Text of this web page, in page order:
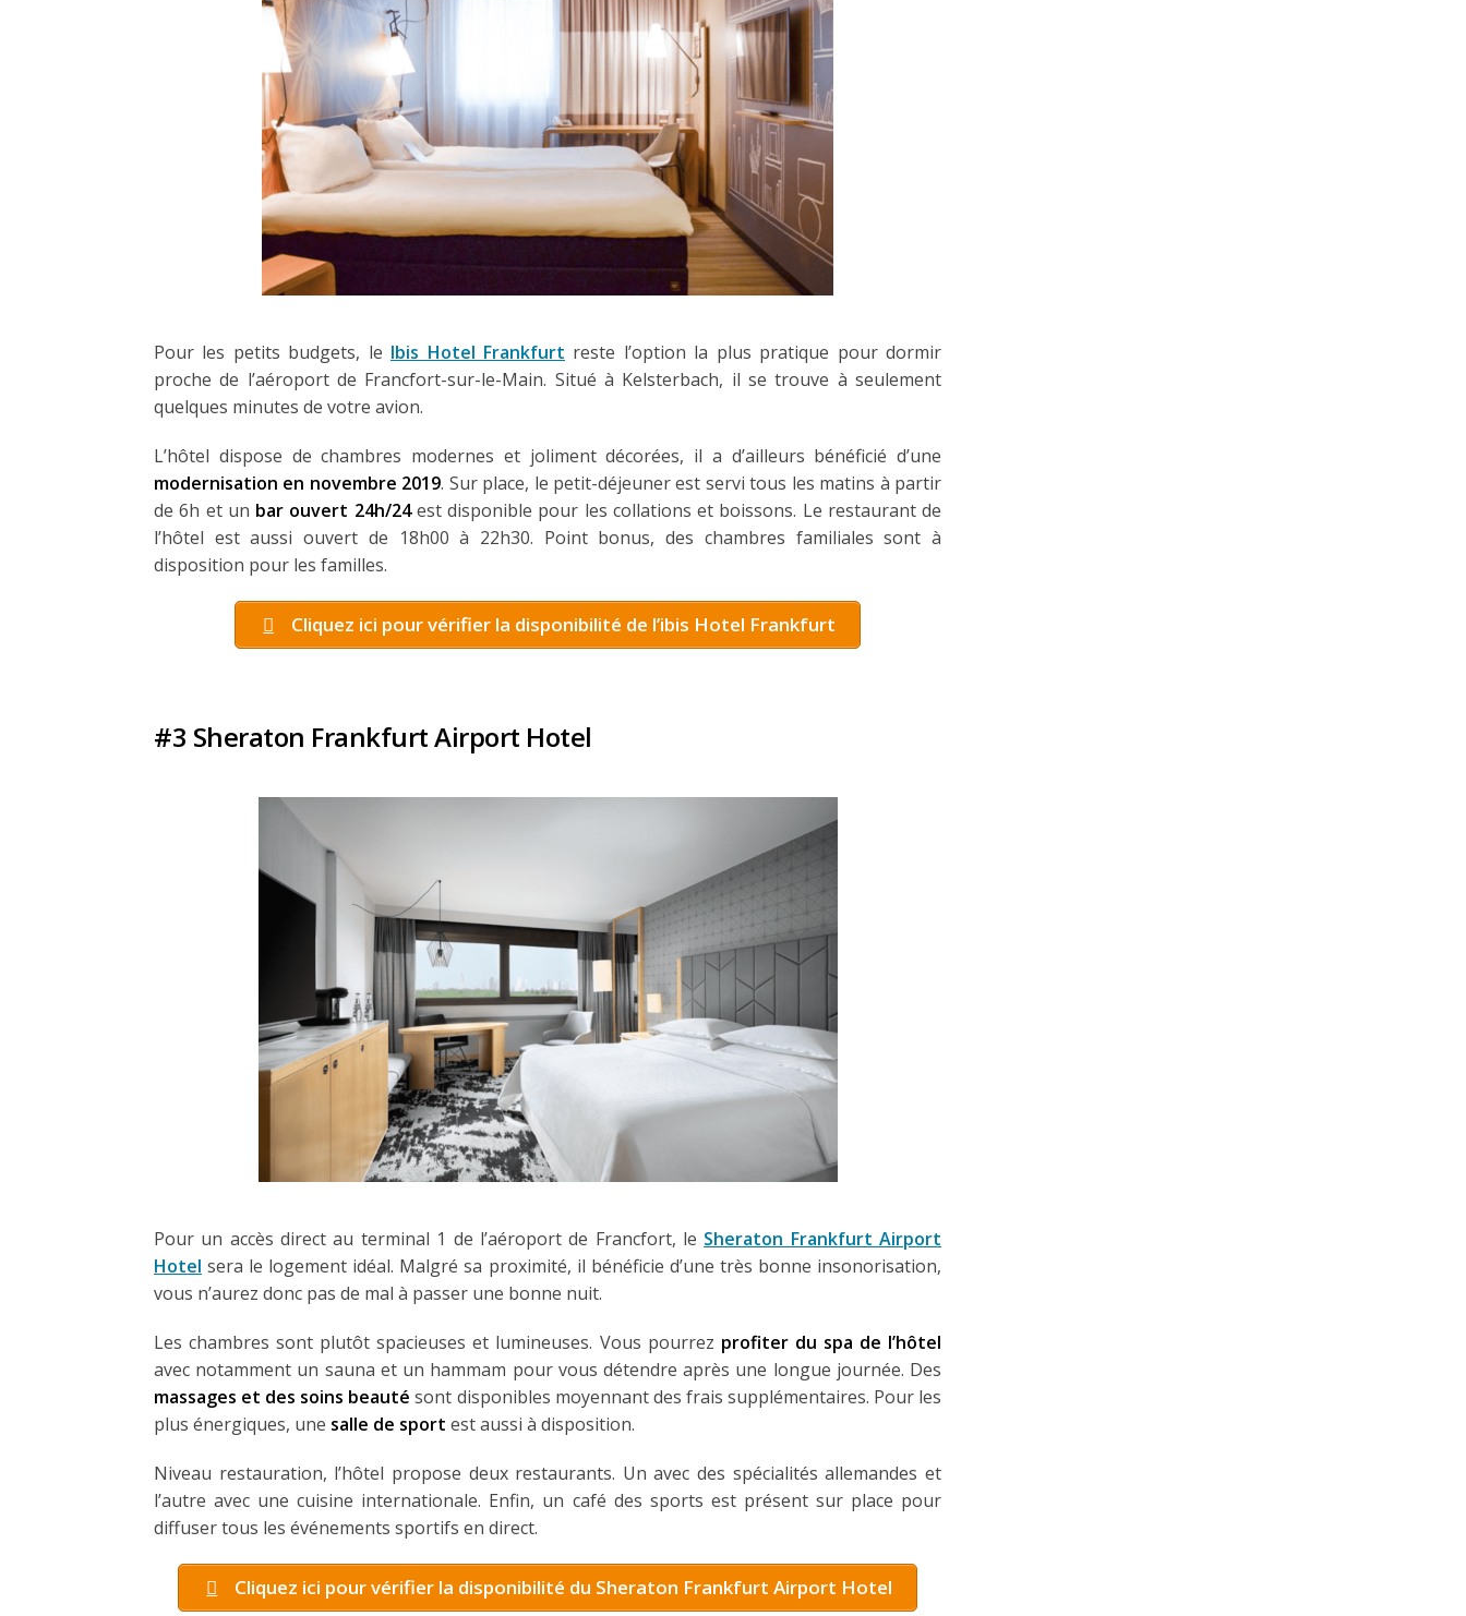
Pour les petits budgets, le Ibis Hotel Frankfurt reste l’option la plus pratique pour dormir
proche de l’aéroport de Francfort-sur-le-Main. Situé à Kelsterbach, il se trouve à seulement
quelques minutes de votre avion.
L’hôtel dispose de chambres modernes et joliment décorées, il a d’ailleurs bénéficié d’une
modernisation en novembre 2019. Sur place, le petit-déjeuner est servi tous les matins à partir
de 6h et un bar ouvert 24h/24est disponible pour les collations et boissons. Le restaurant de
l’hôtel est aussi ouvert de 18h00 à 22h30. Point bonus, des chambres familiales sont à
disposition pour les familles.
Cliquez ici pour vérifier la disponibilité de l’ibis Hotel Frankfurt
#3 Sheraton Frankfurt Airport Hotel
Pour un accès direct au terminal 1 de l’aéroport de Francfort, le Sheraton Frankfurt Airport
Hotel sera le logement idéal. Malgré sa proximité, il bénéficie d’une très bonne insonorisation,
vous n’aurez donc pas de mal à passer une bonne nuit.
Les chambres sont plutôt spacieuses et lumineuses. Vous pourrez profiter du spa de l’hôtel
avec notamment un sauna et un hammam pour vous détendre après une longue journée. Des
massages et des soins beauté sont disponibles moyennant des frais supplémentaires. Pour les
plus énergiques, une salle de sport est aussi à disposition.
Niveau restauration, l’hôtel propose deux restaurants. Un avec des spécialités allemandes et
l’autre avec une cuisine internationale. Enfin, un café des sports est présent sur place pour
diffuser tous les événements sportifs en direct.
Cliquez ici pour vérifier la disponibilité du Sheraton Frankfurt Airport Hotel